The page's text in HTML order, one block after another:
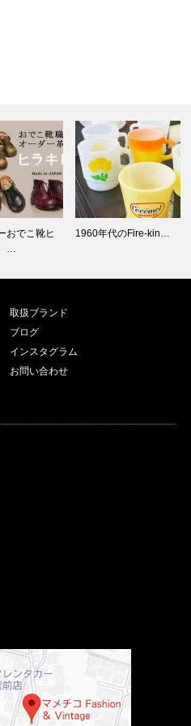
のFire-kin… Fire-king 1980年…
取扱ブランド
ブログ
インスタグラム
お問い合わせ